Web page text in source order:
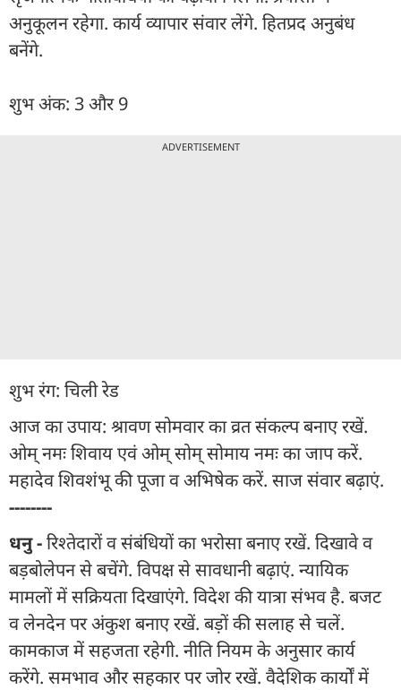
अनुकूलन रहेगा. कार्य व्यापार संवार लेंगे. हितप्रद अनुबंध
बनेंगे.
शुभ अंक: 3 और 9
ADVERTISEMENT
शुभ रंग: चिली रेड
आज का उपाय: श्रावण सोमवार का व्रत संकल्प बनाए रखें.
ओम् नमः शिवाय एवं ओम् सोम् सोमाय नमः का जाप करें.
महादेव शिवशंभू की पूजा व अभिषेक करें. साज संवार बढ़ाएं.
--------
धनु -रिश्तेदारों व संबंधियों का भरोसा बनाए रखें. दिखावे व
बड़बोलेपन से बचेंगे. विपक्ष से सावधानी बढ़ाएं. न्यायिक
मामलों में सक्रियता दिखाएंगे. विदेश की यात्रा संभव है. बजट
व लेनदेन पर अंकुश बनाए रखें. बड़ों की सलाह से चलें.
कामकाज में सहजता रहेगी. नीति नियम के अनुसार कार्य
करेंगे. समभाव और सहकार पर जोर रखें. वैदेशिक कार्यों में